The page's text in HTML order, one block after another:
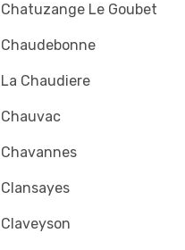
Le Goubet
Chaudiere